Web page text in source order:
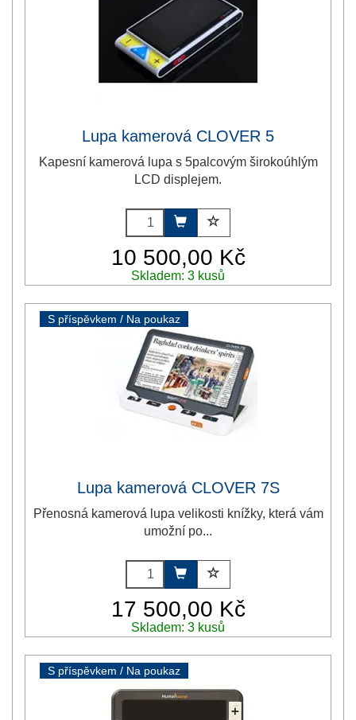
Lupa kamerová CLOVER 5
Kapesní kamerová lupa s 5palcovým širokoúhlým
LCD displejem.
10 500,00 Kč
Skladem: 3 kusů
S příspěvkem / Na poukaz
Lupa kamerová CLOVER 7S
Přenosná kamerová lupa velikosti knížky, která vám
umožní po...
17 500,00 Kč
Skladem: 3 kusů
S příspěvkem / Na poukaz